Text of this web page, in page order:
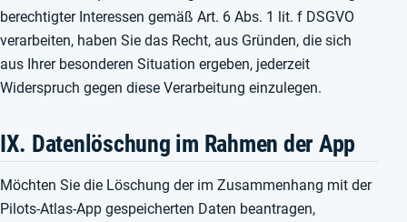
berechtigter Interessen gemäß Art. 6 Abs. 1 lit. f DSGVO
verarbeiten, haben Sie das Recht, aus Gründen, die sich
aus Ihrer besonderen Situation ergeben, jederzeit
Widerspruch gegen diese Verarbeitung einzulegen.
IX. Datenlöschung im Rahmen der App
Möchten Sie die Löschung der im Zusammenhang mit der
Pilots-Atlas-App gespeicherten Daten beantragen,